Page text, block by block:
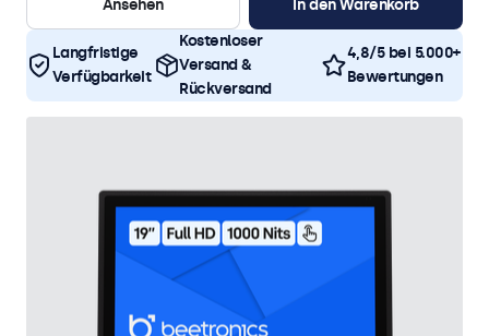
Ansehen
In den Warenkorb
Langfristige
Verfügbarkeit
Kostenloser
Versand &
Rückversand
4,8/5 bei 5.000+
Bewertungen